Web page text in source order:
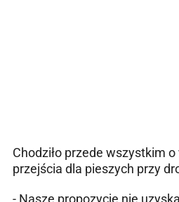
Chodziło przede wszystkim
przejścia dla pieszych przy
- Nasze propozycje nie